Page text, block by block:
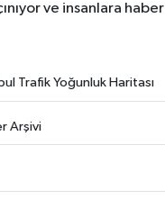
ve insanlara haber
Trafik Yoğunluk Haritası
Arşivi